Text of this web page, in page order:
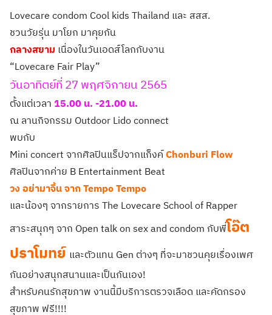
Lovecare condom Cool kids Thailand และ สสส.
ชวนวัยรุ่น มาโยก มาคุยกัน
กลางสยาม เนื่องในวันเอดส์โลกกับงาน
“Lovecare Fair Play”
วันอาทิตย์ที่ 27 พฤศจิกายน 2565
ตั้งแต่เวลา 15.00 น. -21.00 น.
ณ ลานกิจกรรม Outdoor Lido connect
พบกับ
Mini concert จากศิลปินแร็ปจากแก็งค์Chonburi Flow
ศิลปินจากค่าย B Entertainment Beat
วง อย่ามาจิ้น จาก Tempo Tempo
และน้องๆ จากรายการ The Lovecare School of Rapper
สาระสนุกๆ จาก Open talk on sex and condom กับพี่โอ๊ต
ปราโมทย์ และตัวแทน Gen ต่างๆ ที่จะมาชวนคุยเรื่องเพศ
กันอย่างสนุกสนานและเป็นกันเอง!
สำหรับคนรักสุขภาพ งานนี้มีบริการตรวจเลือด และคัดกรอง
สุขภาพ ฟรี!!!!